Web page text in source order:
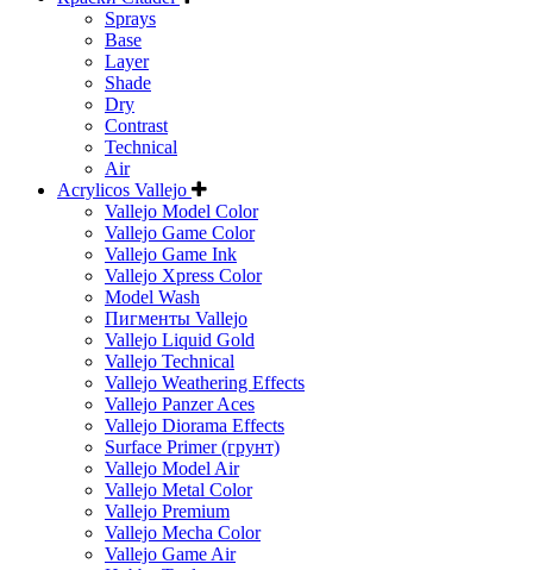
Sprays
Base
Layer
Shade
Dry
Contrast
Technical
Air
Acrylicos Vallejo
Vallejo Model Color
Vallejo Game Color
Vallejo Game Ink
Vallejo Xpress Color
Model Wash
Пигменты Vallejo
Vallejo Liquid Gold
Vallejo Technical
Vallejo Weathering Effects
Vallejo Panzer Aces
Vallejo Diorama Effects
Surface Primer (грунт)
Vallejo Model Air
Vallejo Metal Color
Vallejo Premium
Vallejo Mecha Color
Vallejo Game Air